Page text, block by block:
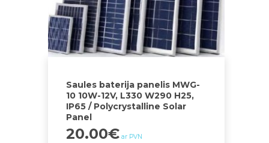
Saules baterija panelis MWG-
10 10W-12V, L330 W290 H25,
IP65 / Polycrystalline Solar
Panel
20.00€ ar PVN